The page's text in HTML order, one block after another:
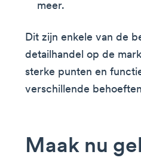
meer.
Dit zijn enkele van de
detailhandel op de
sterke punten en
verschillende
Maak nu